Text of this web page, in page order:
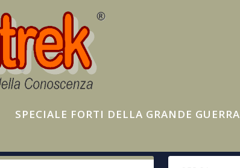
SPECIALE FORTI DELLA GRANDE GUERRA